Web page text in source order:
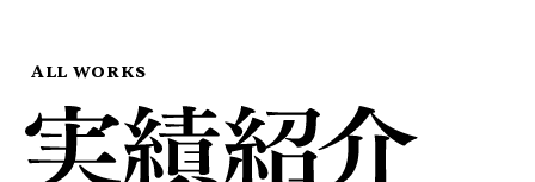
ALL WORKS